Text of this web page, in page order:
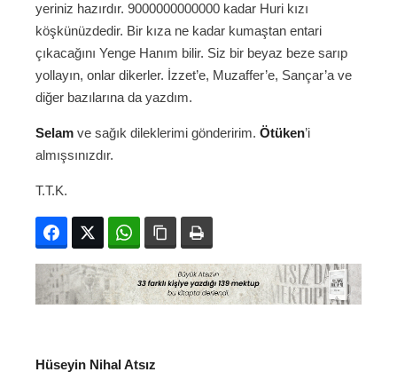
yeriniz hazırdır. 9000000000000 kadar Huri kızı
köşkünüzdedir. Bir kıza ne kadar kumaştan entari
çıkacağını Yenge Hanım bilir. Siz bir beyaz beze sarıp
yollayın, onlar dikerler. İzzet’e, Muzaffer’e, Sançar’a ve
diğer bazılarına da yazdım.
Selam ve sağık dileklerimi gönderirim. Ötüken’i
almışsınızdır.
T.T.K.
FacebookTwitter WhatsAppBağlanıyı kopyala
Hüseyin Nihal Atsız